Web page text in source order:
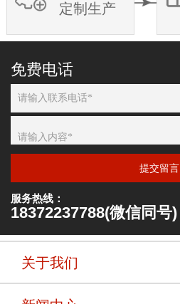
定制生产
免费电话
提交留言
服务热线：
18372237788(微信同号)
关于我们